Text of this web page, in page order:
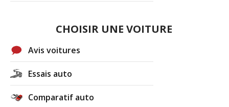
CHOISIR UNE VOITURE
Avis voitures
Essais auto
Comparatif auto